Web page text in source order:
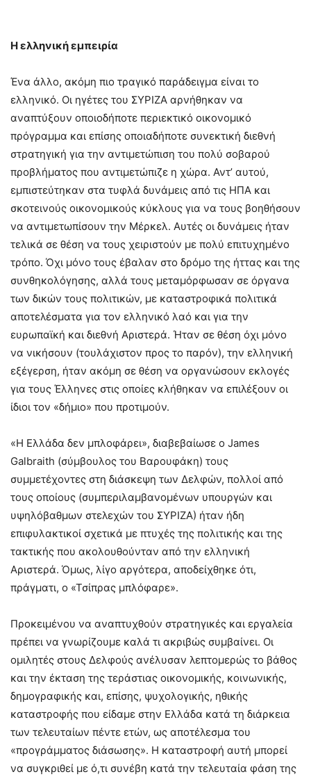
Η ελληνική εμπειρία
Ένα άλλο, ακόμη πιο τραγικό παράδειγμα είναι το
ελληνικό. Οι ηγέτες του ΣΥΡΙΖΑ αρνήθηκαν να
αναπτύξουν οποιοδήποτε περιεκτικό οικονομικό
πρόγραμμα και επίσης οποιαδήποτε συνεκτική διεθνή
στρατηγική για την αντιμετώπιση του πολύ σοβαρού
προβλήματος που αντιμετώπιζε η χώρα. Αντ’ αυτού,
εμπιστεύτηκαν στα τυφλά δυνάμεις από τις ΗΠΑ και
σκοτεινούς οικονομικούς κύκλους για να τους βοηθήσουν
να αντιμετωπίσουν την Μέρκελ. Αυτές οι δυνάμεις ήταν
τελικά σε θέση να τους χειριστούν με πολύ επιτυχημένο
τρόπο. Όχι μόνο τους έβαλαν στο δρόμο της ήττας και της
συνθηκολόγησης, αλλά τους μεταμόρφωσαν σε όργανα
των δικών τους πολιτικών, με καταστροφικά πολιτικά
αποτελέσματα για τον ελληνικό λαό και για την
ευρωπαϊκή και διεθνή Aριστερά. Ήταν σε θέση όχι μόνο
να νικήσουν (τουλάχιστον προς το παρόν), την ελληνική
εξέγερση, ήταν ακόμη σε θέση να οργανώσουν εκλογές
για τους Έλληνες στις οποίες κλήθηκαν να επιλέξουν οι
ίδιοι τον «δήμιο» που προτιμούν.
«Η Ελλάδα δεν μπλοφάρει», διαβεβαίωσε ο James
Galbraith (σύμβουλος του Βαρουφάκη) τους
συμμετέχοντες στη διάσκεψη των Δελφών, πολλοί από
τους οποίους (συμπεριλαμβανομένων υπουργών και
υψηλόβαθμων στελεχών του ΣΥΡΙΖΑ) ήταν ήδη
επιφυλακτικοί σχετικά με πτυχές της πολιτικής και της
τακτικής που ακολουθούνταν από την ελληνική
Αριστερά. Όμως, λίγο αργότερα, αποδείχθηκε ότι,
πράγματι, ο «Τσίπρας μπλόφαρε».
Προκειμένου να αναπτυχθούν στρατηγικές και εργαλεία
πρέπει να γνωρίζουμε καλά τι ακριβώς συμβαίνει. Οι
ομιλητές στους Δελφούς ανέλυσαν λεπτομερώς το βάθος
και την έκταση της τεράστιας οικονομικής, κοινωνικής,
δημογραφικής και, επίσης, ψυχολογικής, ηθικής
καταστροφής που είδαμε στην Ελλάδα κατά τη διάρκεια
των τελευταίων πέντε ετών, ως αποτέλεσμα του
«προγράμματος διάσωσης». Η καταστροφή αυτή μπορεί
να συγκριθεί με ό,τι συνέβη κατά την τελευταία φάση της